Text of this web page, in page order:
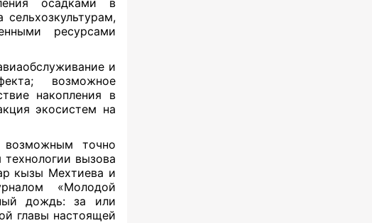
ресурсами
и
возможное
накопления в
экосистем на
возможным точно
вызова
кызы Мехтиева и
«Молодой
дождь: за или
главы настоящей